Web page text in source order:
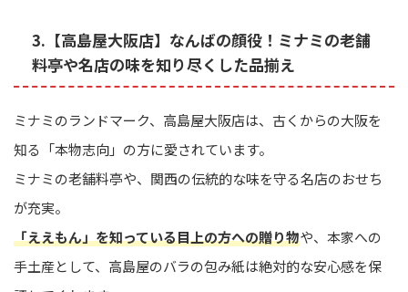
3.【高島屋大阪店】なんばの顔役！ミナミの老舗
料亭や名店の味を知り尽くした品揃え
ミナミのランドマーク、高島屋大阪店は、古くからの大阪を
知る「本物志向」の方に愛されています。
ミナミの老舗料亭や、関西の伝統的な味を守る名店のおせち
が充実。
「ええもん」を知っている目上の方への贈り物や、本家への
手土産として、高島屋のバラの包み紙は絶対的な安心感を保